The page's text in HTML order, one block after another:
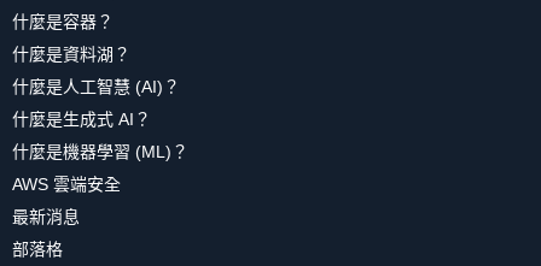
什麼是容器？
什麼是資料湖？
什麼是人工智慧 (AI)？
什麼是生成式 AI？
什麼是機器學習 (ML)？
AWS 雲端安全
最新消息
部落格